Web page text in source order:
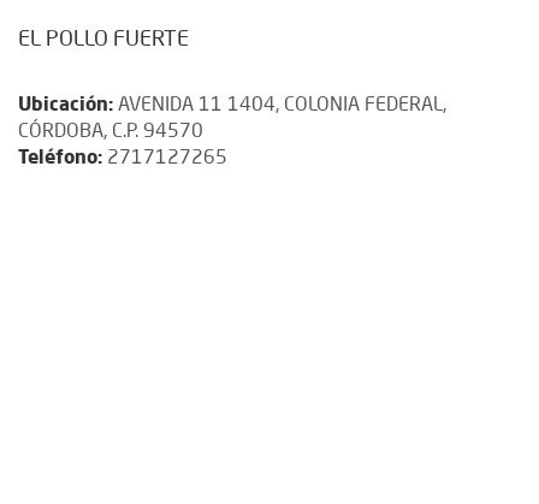
EL POLLO FUERTE
Ubicación: AVENIDA 11 1404, COLONIA FEDERAL,
CÓRDOBA, C.P. 94570
Teléfono: 2717127265